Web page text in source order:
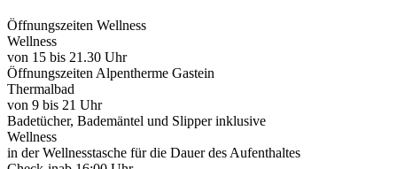
Öffnungszeiten Wellness
Wellness
von 15 bis 21.30 Uhr
Öffnungszeiten Alpentherme Gastein
Thermalbad
von 9 bis 21 Uhr
Badetücher, Bademäntel und Slipper inklusive
Wellness
in der Wellnesstasche für die Dauer des Aufenthaltes